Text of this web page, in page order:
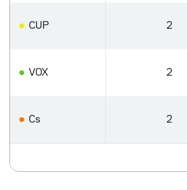
CUP 2
VOX 2
Cs 2